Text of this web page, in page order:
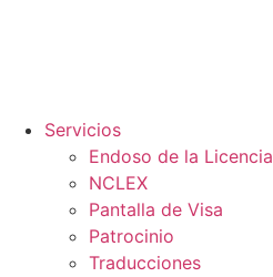
Servicios
Endoso de la Licencia
NCLEX
Pantalla de Visa
Patrocinio
Traducciones